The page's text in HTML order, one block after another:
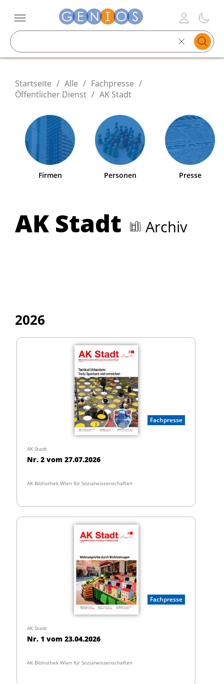
text
Startseite / Alle / Fachpresse /
Öffentlicher Dienst / AK Stadt
Firmen Personen Presse
AK Stadt Archiv
2026
Fachpresse
AK Stadt
Nr. 2 vom 27.07.2026
AK Bibliothek Wien für Sozialwissenschaften
Fachpresse
AK Stadt
Nr. 1 vom 23.04.2026
AK Bibliothek Wien für Sozialwissenschaften